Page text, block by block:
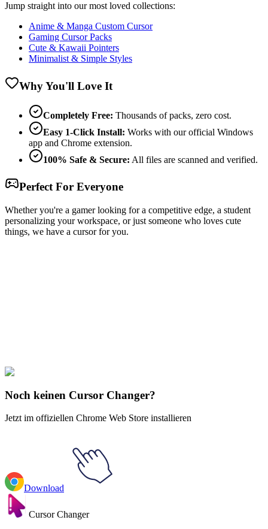
Jump straight into our most loved collections:
Anime & Manga Custom Cursor
Gaming Cursor Packs
Cute & Kawaii Pointers
Minimalist & Simple Styles
Why You'll Love It
Completely Free: Thousands of packs, zero cost.
Easy 1-Click Install: Works with our official Windows
app and Chrome extension.
100% Safe & Secure: All files are scanned and verified.
Perfect For Everyone
Whether you're a gamer looking for a competitive edge, a student
personalizing your workspace, or just someone who loves cute
things, we have a cursor for you.
🚀 For Browser
Noch keinen Cursor Changer?
Jetzt im offiziellen Chrome Web Store installieren
Download
Cursor Changer